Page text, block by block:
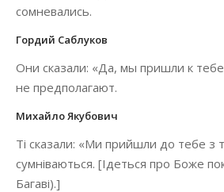
сомневались.
Гордий Саблуков
Они сказали: «Да, мы пришли к
не предполагают.
Михайло Якубович
Ті сказали: «Ми прийшли до тебе з
сумніваються. [Ідеться про Боже
Багаві).]